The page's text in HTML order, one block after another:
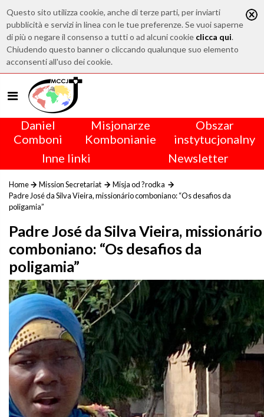
Questo sito utilizza cookie, anche di terze parti, per inviarti
pubblicità e servizi in linea con le tue preferenze. Se vuoi saperne
di più o negare il consenso a tutti o ad alcuni cookie clicca qui.
Chiudendo questo banner o cliccando qualunque suo elemento
acconsenti all'uso dei cookie.
Daniel
Comboni
Misjonarze
Kombonianie
Obszar
instytucjonalny
Inne linki
Newsletter
Home Mission Secretariat
Misja od ?rodka
Padre José da Silva Vieira, missionário comboniano: “Os desafios da
poligamia”
Padre José da Silva Vieira, missionário
comboniano: “Os desafios da
poligamia”